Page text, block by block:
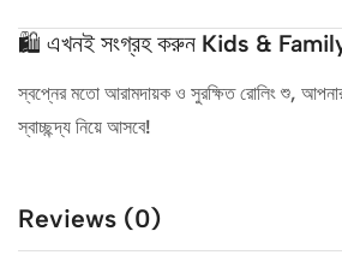
🛍️ এখনই সংগ্রহ করুন Kids &
স্বপ্নের মতো আরামদায়ক ও সুরক্ষিত রোলিং শু, আপনার
স্বাচ্ছন্দ্য নিয়ে আসবে!
Reviews (0)